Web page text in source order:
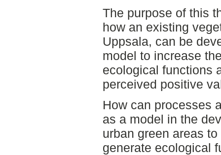
The purpose of this
how an existing
Uppsala, can be
model to increase
ecological functions
perceived positive
How can processes
as a model in the
urban green areas
generate ecological